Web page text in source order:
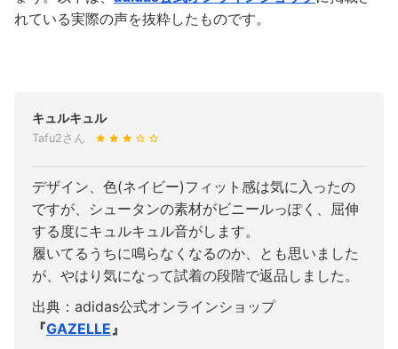
れている実際の声を抜粋したものです。
キュルキュル
Tafu2さん
デザイン、色(ネイビー)フィット感は気に入ったの
ですが、シュータンの素材がビニールっぽく、屈伸
する度にキュルキュル音がします。
履いてるうちに鳴らなくなるのか、とも思いました
が、やはり気になって試着の段階で返品しました。
出典：adidas公式オンラインショップ
『GAZELLE』